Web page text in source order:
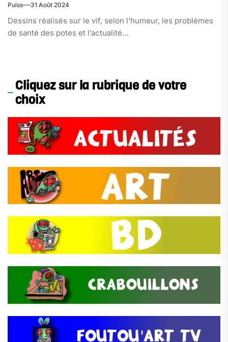
Puiss 31 Août 2024
Dessins réalisés sur le vif, selon l’humeur, les problèmes
de santé des potes et l’actualité…
Cliquez sur la rubrique de votre
choix